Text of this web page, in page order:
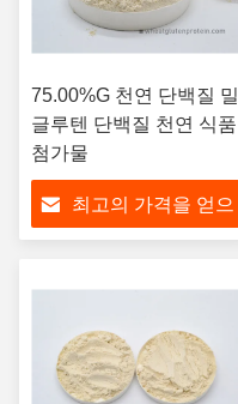
75.00%G 천연 단백질 밀
글루텐 단백질 천연 식품
첨가물
최고의 가격을 얻으